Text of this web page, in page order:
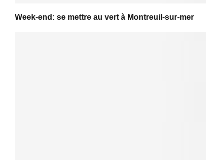
Week-end: se mettre au vert à Montreuil-sur-mer